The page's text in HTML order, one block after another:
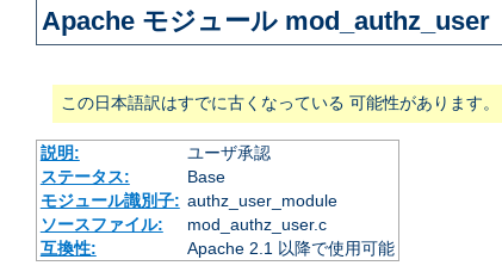
Apache モジュール mod_authz_user
この日本語訳はすでに古くなっている 可能性があります
説明:
ユーザ承認
ステータス:
Base
モジュール識別子: authz_user_module
ソースファイル:
mod_authz_user.c
互換性:
Apache 2.1 以降で使用可能